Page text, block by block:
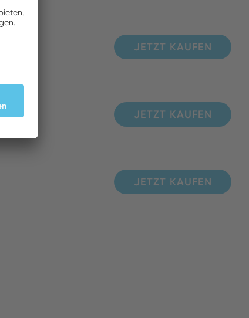
JETZT KAUFEN
JETZT KAUFEN
JETZT KAUFEN